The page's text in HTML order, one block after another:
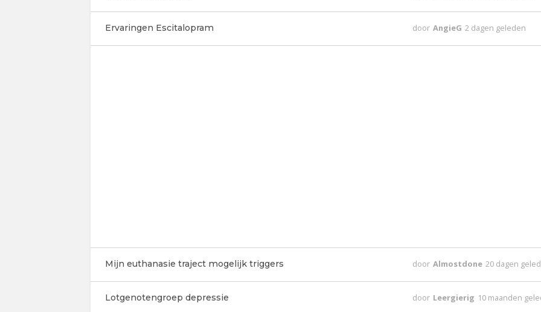
Ervaringen Escitalopram door AngieG 2 dagen geleden
Mijn euthanasie traject mogelijk triggers door Almostdone 20 dagen
Lotgenotengroep depressie door Leergierig 10 maanden